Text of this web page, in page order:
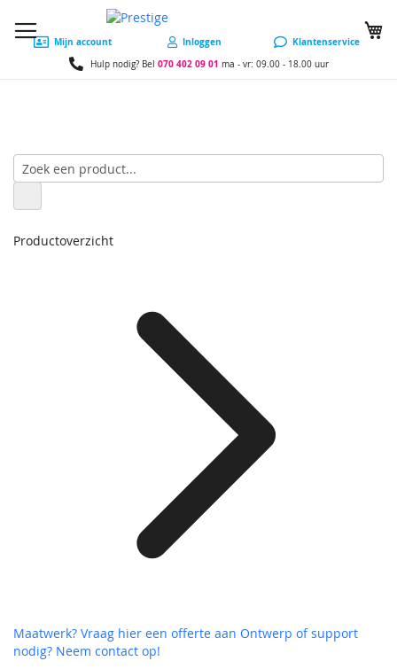
Mijn account Inloggen Klantenservice
Hulp nodig? Bel 070 402 09 01 ma - vr: 09.00 - 18.00 uur
Productoverzicht
Maatwerk? Vraag hier een offerte aan Ontwerp of support
nodig? Neem contact op!